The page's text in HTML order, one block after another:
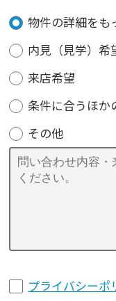
物件の詳細をも
内見（見学）希
来店希望
条件に合うほか
その他
プライバシーポ